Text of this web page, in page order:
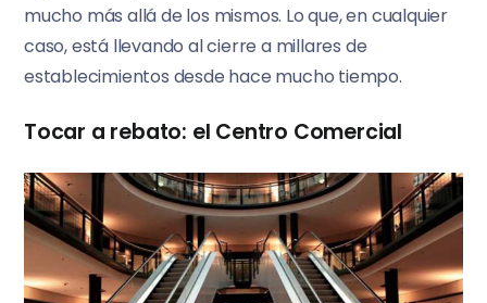
mucho más allá de los mismos. Lo que, en cualquier
caso, está llevando al cierre a millares de
establecimientos desde hace mucho tiempo.
Tocar a rebato: el Centro Comercial